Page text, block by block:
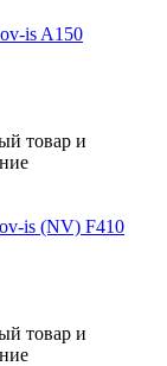
is A150
товар и
is (NV) F410
товар и